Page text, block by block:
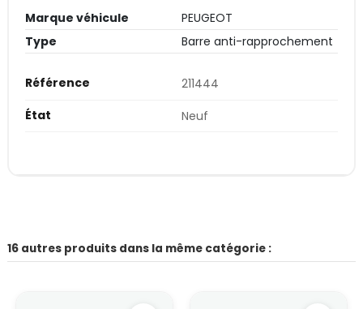
Marque véhicule
PEUGEOT
Type
Barre anti-rapprochement
Référence
211444
État
Neuf
16 autres produits dans la même catégorie :